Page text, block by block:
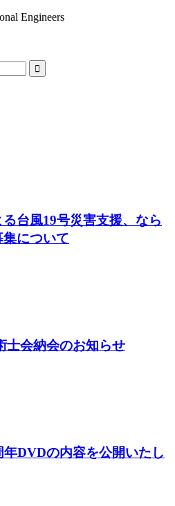
Engineers
台風19号災害支援、なら
について
士会納会のお知らせ
DVDの内容を公開いたし